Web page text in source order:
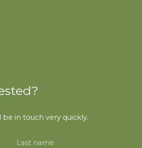
in touch very quickly.
Last name